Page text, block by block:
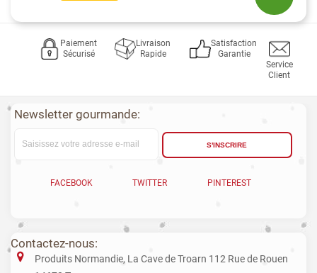
Paiement
Sécurisé
Livraison
Rapide
Satisfaction
Garantie
Service
Client
Newsletter gourmande:
S'INSCRIRE
FACEBOOK TWITTER PINTEREST
Contactez-nous:
Produits Normandie, La Cave de Troarn 112 Rue de Rouen